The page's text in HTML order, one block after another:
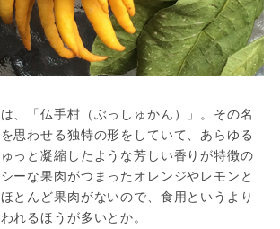
、「仏手柑（ぶっしゅかん）」。その名
思わせる独特の形をしていて、あらゆる
っと凝縮したような芳しい香りが特徴の
ーな果肉がつまったオレンジやレモンと
とんど果肉がないので、食用というより
れるほうが多いとか。